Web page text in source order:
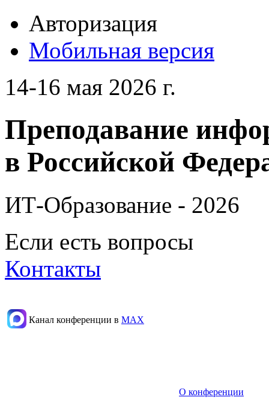
Авторизация
Мобильная версия
14-16 мая 2026 г.
Преподавание
в Российской
ИТ-Образование - 2026
Если есть вопросы
Контакты
Канал конференции в МАХ
О конференции